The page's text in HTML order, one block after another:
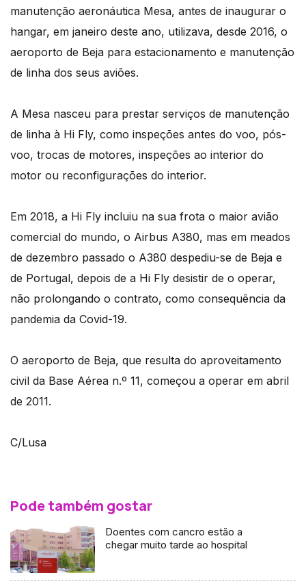
manutenção aeronáutica Mesa, antes de inaugurar o
hangar, em janeiro deste ano, utilizava, desde 2016, o
aeroporto de Beja para estacionamento e manutenção
de linha dos seus aviões.
A Mesa nasceu para prestar serviços de manutenção
de linha à Hi Fly, como inspeções antes do voo, pós-
voo, trocas de motores, inspeções ao interior do
motor ou reconfigurações do interior.
Em 2018, a Hi Fly incluiu na sua frota o maior avião
comercial do mundo, o Airbus A380, mas em meados
de dezembro passado o A380 despediu-se de Beja e
de Portugal, depois de a Hi Fly desistir de o operar,
não prolongando o contrato, como consequência da
pandemia da Covid-19.
O aeroporto de Beja, que resulta do aproveitamento
civil da Base Aérea n.º 11, começou a operar em abril
de 2011.
C/Lusa
Pode também gostar
Doentes com cancro estão a
chegar muito tarde ao hospital